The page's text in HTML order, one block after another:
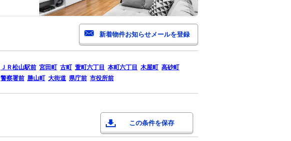
ＪＲ松山駅前 宮田町 古町 萱町六丁目 本町六丁目 木屋町 高砂町
警察署前 勝山町 大街道 県庁前 市役所前
この条件を保存